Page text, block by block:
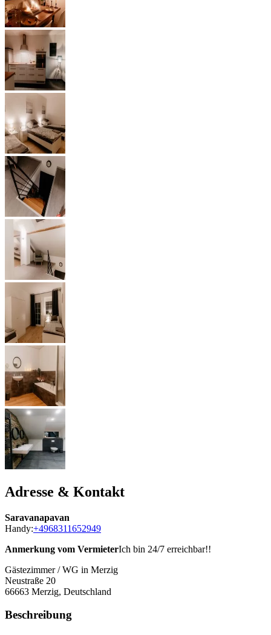
Adresse & Kontakt
Saravanapavan
Handy:+4968311652949
Anmerkung vom VermieterIch bin 24/7 erreichbar!!
Gästezimmer / WG in Merzig
Neustraße 20
66663 Merzig, Deutschland
Beschreibung